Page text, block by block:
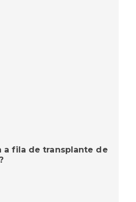
a fila de transplante de